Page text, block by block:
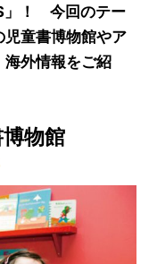
」！ 今回のテー
童書博物館やア
海外情報をご紹
物館